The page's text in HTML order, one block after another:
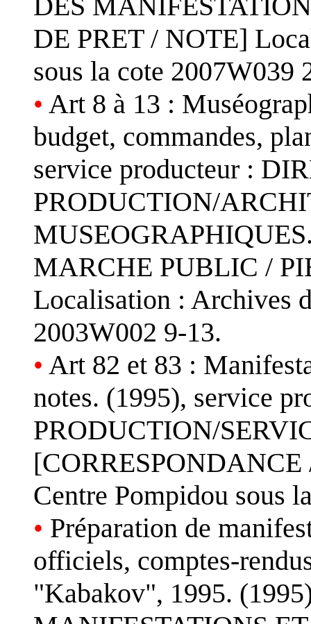
DE PRET / NOTE]
sous la cote 2007W039
• Art 8 à 13 :
budget, commandes,
service producteur :
PRODUCTION/
MARCHE PUBLIC /
Localisation : Archives
2003W002 9-13.
• Art 82 et 83 :
notes. (1995), service
PRODUCTION/
Centre Pompidou sous
• Préparation de
officiels, comptes-
"Kabakov", 1995.